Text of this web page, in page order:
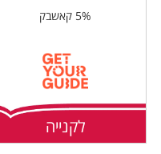
5% קאשבק
לקנייה